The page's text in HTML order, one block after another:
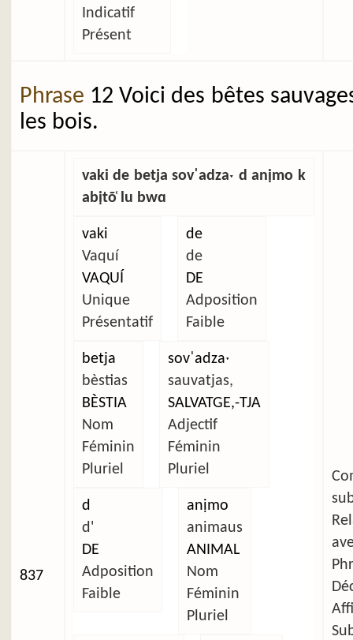
Indicatif
Présent
Phrase 12 Voici des bêtes
les bois.
837
vaki de betja sovˈadzaˑ d anịmo k
abịtõ̜ lu bwɑ
vaki
Vaquí
VAQUÍ
Unique
Présentatif
de
de
DE
Adposition
Faible
betja
bèstias
BÈSTIA
Nom
Féminin
Pluriel
sovˈadzaˑ
sauvatjas,
SALVATGE,-TJA
Adjectif
Féminin
Pluriel
d
d'
DE
Adposition
Faible
anịmo
animaus
ANIMAL
Nom
Féminin
Pluriel